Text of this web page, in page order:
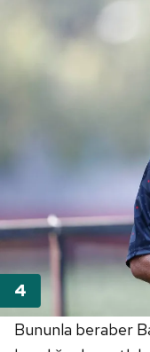
Bununla beraber